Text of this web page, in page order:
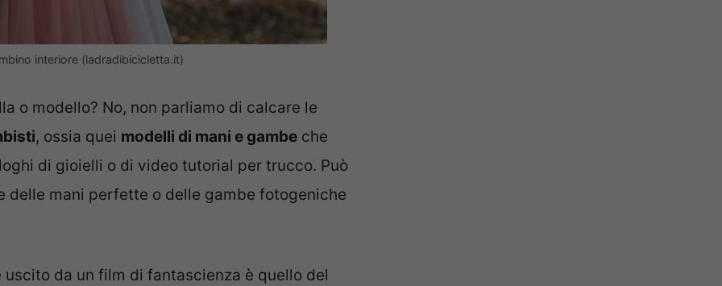
interiore (ladradibicicletta.it)
o modello? No, non parliamo di calcare le
, ossia quei modelli di mani e gambe che
di gioielli o di video tutorial per trucco. Può
delle mani perfette o delle gambe fotogeniche
da un film di fantascienza è quello del